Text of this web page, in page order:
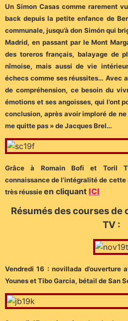
Un Simon Casas comme rarement
back depuis la petite enfance de
communale, jusqu’à don Simón qui
Madrid, en passant par le Mont
des toreros français, balayage de
nîmoise, mais aussi de vie
échecs comme ses réussites… Avec
de compréhension, ce besoin du
émotions et ses angoisses, qui l’ont
conclusion, après avoir imploré de
me quitte pas » de Jacques Brel…
Grâce à Romain Bofi et Toril
connaissance de l’intégralité de
très réussieen cliquant ICI
Résumés des courses de
TV :
Vendredi 16 : novillada d’ouverture
Younes et Tibo Garcia, bétail de San